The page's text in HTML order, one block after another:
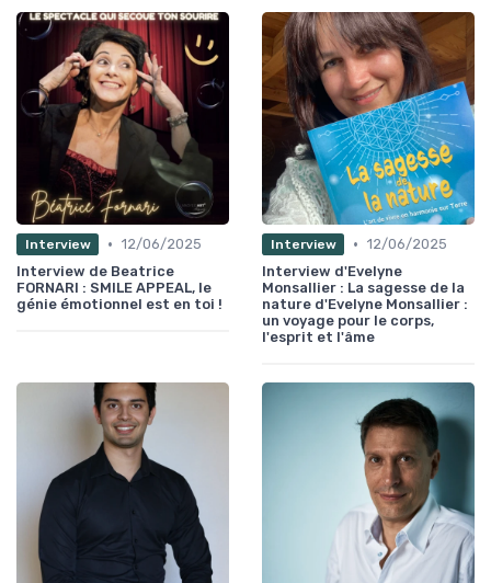
Interview • 12/06/2025
Interview de Beatrice
FORNARI : SMILE APPEAL, le
génie émotionnel est en toi !
Interview • 12/06/2025
Interview d'Evelyne
Monsallier : La sagesse de la
nature d'Evelyne Monsallier :
un voyage pour le corps,
l'esprit et l'âme